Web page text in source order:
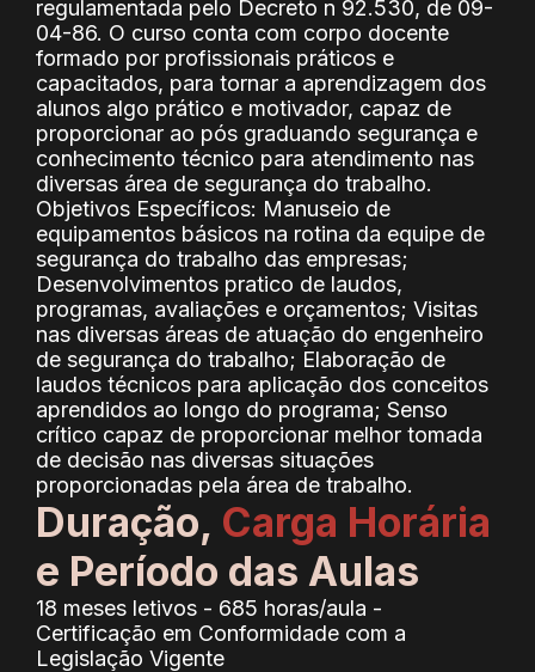
regulamentada pelo Decreto n 92.530, de 09-
04-86. O curso conta com corpo docente
formado por profissionais práticos e
capacitados, para tornar a aprendizagem dos
alunos algo prático e motivador, capaz de
proporcionar ao pós graduando segurança e
conhecimento técnico para atendimento nas
diversas área de segurança do trabalho.
Objetivos Específicos: Manuseio de
equipamentos básicos na rotina da equipe de
segurança do trabalho das empresas;
Desenvolvimentos pratico de laudos,
programas, avaliações e orçamentos; Visitas
nas diversas áreas de atuação do engenheiro
de segurança do trabalho; Elaboração de
laudos técnicos para aplicação dos conceitos
aprendidos ao longo do programa; Senso
crítico capaz de proporcionar melhor tomada
de decisão nas diversas situações
proporcionadas pela área de trabalho.
Duração, Carga Horária
e Período das Aulas
18 meses letivos - 685 horas/aula -
Certificação em Conformidade com a
Legislação Vigente